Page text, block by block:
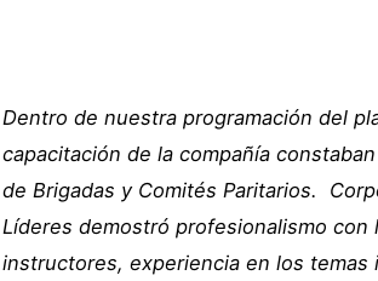
Dentro de nuestra programación del
capacitación de la compañía
de Brigadas y Comités Paritarios.
Líderes demostró profesionalismo con
instructores, experiencia en los temas